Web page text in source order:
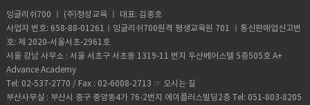
잉글리쉬700 ㅣ (주)정성교육 ㅣ 대표: 김종호
사업자 번호: 658-88-01261ㅣ잉글리쉬700원격 평생교육원 701 ㅣ통신판매업신고번
호: 제 2020-서울서초-2961호
서울 강남 사무소 : 서울 서초구 서초동 1319-11 번지 두산베어스텔 5층505호 A+
Advance Academy
Tel: 02-537-2770 / Fax : 02-6008-2713 ☞ 오시는 길
부산사무실 : 부산시 중구 중앙동4가 76-2번지 에이플러스빌딩2층 Tel: 051-803-8205